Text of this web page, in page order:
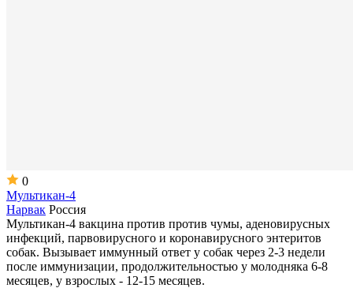
0
Мультикан-4
Нарвак Россия
Мультикан-4 вакцина против против чумы, аденовирусных
инфекций, парвовирусного и коронавирусного энтеритов
собак. Вызывает иммунный ответ у собак через 2-3 недели
после иммунизации, продолжительностью у молодняка 6-8
месяцев, у взрослых - 12-15 месяцев.